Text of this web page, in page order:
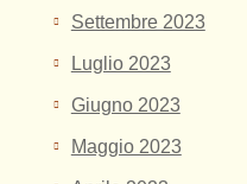
Settembre 2023
Luglio 2023
Giugno 2023
Maggio 2023